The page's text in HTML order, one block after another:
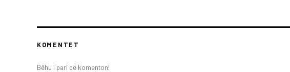
KOMENTET
Bëhu i pari që komenton!